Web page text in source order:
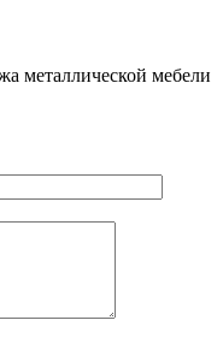
металлической мебели